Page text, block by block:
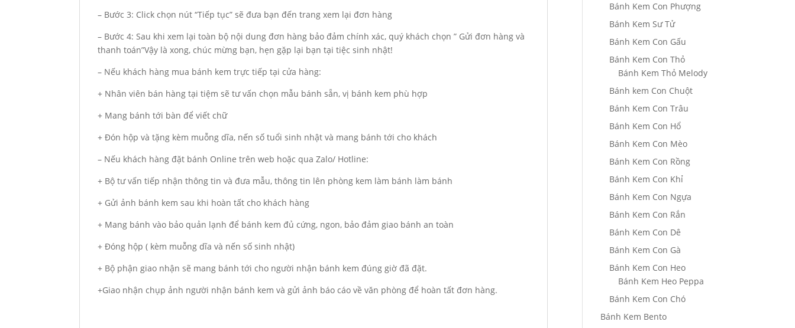
– Bước 3: Click chọn nút “Tiếp tục” sẽ đưa bạn đến trang xem lại đơn hàng
– Bước 4: Sau khi xem lại toàn bộ nội dung đơn hàng bảo đảm chính xác, quý khách chọn ” Gửi đơn hàng và
thanh toán”Vậy là xong, chúc mừng bạn, hẹn gặp lại bạn tại tiệc sinh nhật!
– Nếu khách hàng mua bánh kem trực tiếp tại cửa hàng:
+ Nhân viên bán hàng tại tiệm sẽ tư vấn chọn mẫu bánh sẵn, vị bánh kem phù hợp
+ Mang bánh tới bàn để viết chữ
+ Đón hộp và tặng kèm muỗng dĩa, nến số tuổi sinh nhật và mang bánh tới cho khách
– Nếu khách hàng đặt bánh Online trên web hoặc qua Zalo/ Hotline:
+ Bộ tư vấn tiếp nhận thông tin và đưa mẫu, thông tin lên phòng kem làm bánh làm bánh
+ Gửi ảnh bánh kem sau khi hoàn tất cho khách hàng
+ Mang bánh vào bảo quản lạnh để bánh kem đủ cứng, ngon, bảo đảm giao bánh an toàn
+ Đóng hộp ( kèm muỗng dĩa và nến số sinh nhật)
+ Bộ phận giao nhận sẽ mang bánh tới cho người nhận bánh kem đúng giờ đã đặt.
+Giao nhận chụp ảnh người nhận bánh kem và gửi ảnh báo cáo về văn phòng để hoàn tất đơn hàng.
Bánh Kem Con Phượng
Bánh Kem Sư Tử
Bánh Kem Con Gấu
Bánh Kem Con Thỏ
Bánh Kem Thỏ Melody
Bánh kem Con Chuột
Bánh Kem Con Trâu
Bánh Kem Con Hổ
Bánh Kem Con Mèo
Bánh Kem Con Rồng
Bánh Kem Con Khỉ
Bánh Kem Con Ngựa
Bánh Kem Con Rắn
Bánh Kem Con Dê
Bánh Kem Con Gà
Bánh Kem Con Heo
Bánh Kem Heo Peppa
Bánh Kem Con Chó
Bánh Kem Bento